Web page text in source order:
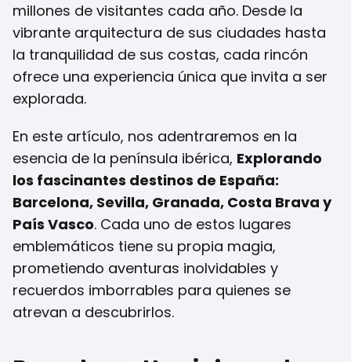
millones de visitantes cada año. Desde la
vibrante arquitectura de sus ciudades hasta
la tranquilidad de sus costas, cada rincón
ofrece una experiencia única que invita a ser
explorada.
En este artículo, nos adentraremos en la
esencia de la península ibérica, Explorando
los fascinantes destinos de España:
Barcelona, Sevilla, Granada, Costa Brava y
País Vasco. Cada uno de estos lugares
emblemáticos tiene su propia magia,
prometiendo aventuras inolvidables y
recuerdos imborrables para quienes se
atrevan a descubrirlos.